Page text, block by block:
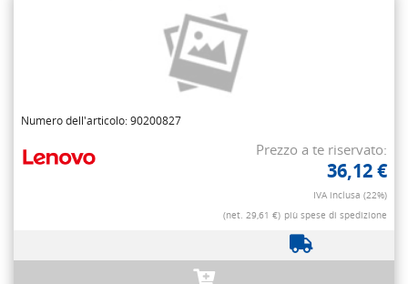
Numero dell'articolo: 90200827
Prezzo a te riservato:
36,12 €
IVA inclusa (22%)
(net. 29,61 €) più spese di spedizione